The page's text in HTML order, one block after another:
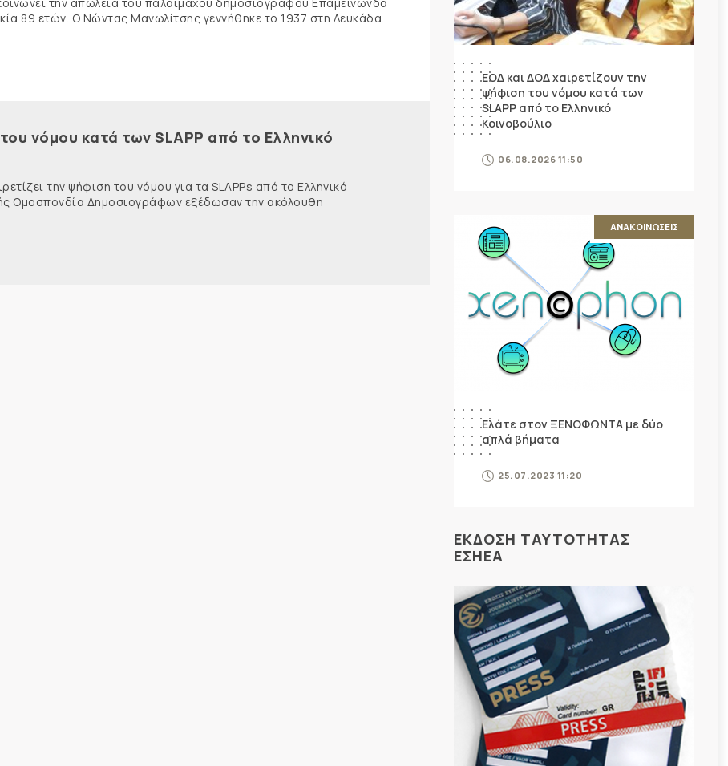
89 ετών. Ο Νώντας Μανωλίτσης γεννήθηκε το 1937 στη Λευκάδα.
νόμου κατά των SLAPP από το Ελληνικό
την ψήφιση του νόμου για τα SLAPPs από το Ελληνικό
Ομοσπονδία Δημοσιογράφων εξέδωσαν την ακόλουθη
ΕΟΔ και ΔΟΔ χαιρετίζουν την
ψήφιση του νόμου κατά των
SLAPP από το Ελληνικό
Κοινοβούλιο
06.08.2026 11:50
ΑΝΑΚΟΙΝΩΣΕΙΣ
Ελάτε στον ΞΕΝΟΦΩΝΤΑ με δύο
απλά βήματα
25.07.2023 11:20
ΕΚΔΟΣΗ ΤΑΥΤΟΤΗΤΑΣ
ΕΣΗΕΑ